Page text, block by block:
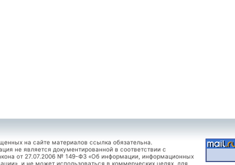
на сайте материалов ссылка обязательна.
не является документированной в соответствии с
от 27.07.2006 № 149-ФЗ «Об информации, информационных
и не может использоваться в коммерческих целях, для